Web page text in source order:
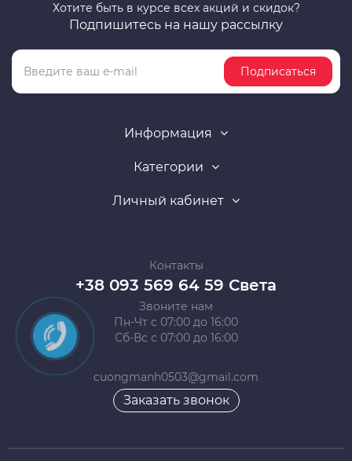
Хотите быть в курсе всех акций и скидок?
Подпишитесь на нашу рассылку
Подписаться
Информация
Категории
Личный кабинет
Контакты
+38 093 569 64 59 Света
Звоните нам
Пн-Чт с 07:00 до 16:00
Сб-Вс с 07:00 до 16:00
cuongmanh0503@gmail.com
Заказать звонок